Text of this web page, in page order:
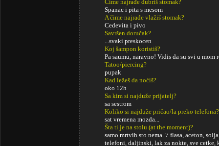
Čime najrađe đubriš stomak?
Spanac i pita s mesom
A čime najrađe vlažiš stomak?
Cedevita i pivo
Savršen doručak?
...svaki preskocen
Koj šampon koristiš?
Pa saumu, naravno! Vidis da su svi u mom
Tatoo/piercing?
pupak
Kad ležeš da noćiš?
oko 12h
Sa kim si najduže prijatelj?
sa sestrom
Koliko si najduže pričao/la preko telefona?
sat vremena mozda...
Šta ti je na stolu (at the moment)?
samo mrtvih sto nema. 7 flasa, aceton,
telefoni, daljinski, lak za nokte, sve cetke,